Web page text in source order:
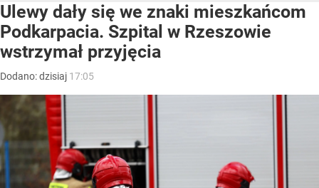
Ulewy dały się we znaki mieszkańcom
Podkarpacia. Szpital w Rzeszowie
wstrzymał przyjęcia
Dodano:dzisiaj 17:05